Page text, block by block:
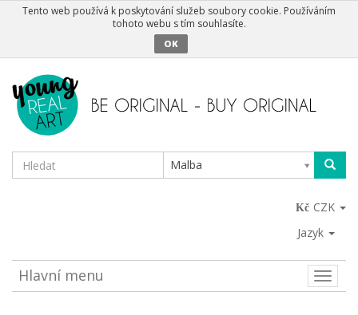
Tento web používá k poskytování služeb soubory cookie. Používáním
tohoto webu s tím souhlasíte.
OK
Malba
CZK
Jazyk
Toggle
Hlavní menu